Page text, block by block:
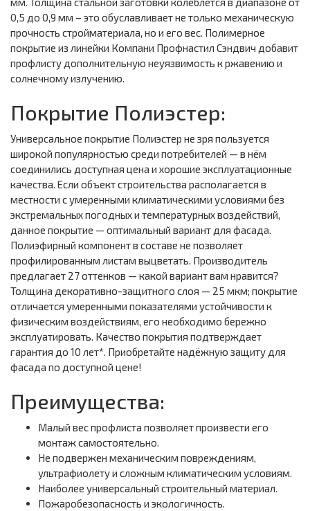
0,5 до 0,9 мм – это обуславливает не только механическую
прочность стройматериала, но и его вес. Полимерное
покрытие из линейки Компани Профнастил Сэндвич добавит
профлисту дополнительную неуязвимость к ржавению и
солнечному излучению.
Покрытие Полиэстер:
Универсальное покрытие Полиэстер не зря пользуется
широкой популярностью среди потребителей — в нём
соединились доступная цена и хорошие эксплуатационные
качества. Если объект строительства располагается в
местности с умеренными климатическими условиями без
экстремальных погодных и температурных воздействий,
данное покрытие — оптимальный вариант для фасада.
Полиэфирный компонент в составе не позволяет
профилированным листам выцветать. Производитель
предлагает 27 оттенков — какой вариант вам нравится?
Толщина декоративно-защитного слоя — 25 мкм; покрытие
отличается умеренными показателями устойчивости к
физическим воздействиям, его необходимо бережно
эксплуатировать. Качество покрытия подтверждает
гарантия до 10 лет*. Приобретайте надёжную защиту для
фасада по доступной цене!
Преимущества:
Малый вес профлиста позволяет произвести его
монтаж самостоятельно.
Не подвержен механическим повреждениям,
ультрафиолету и сложным климатическим условиям.
Наиболее универсальный строительный материал.
Пожаробезопасность и экологичность.